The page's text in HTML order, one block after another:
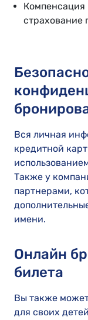
страхование
Вся личная
кредитной
Также у
партнерами,
имени.
Онлайн
билета
Вы также
для своих